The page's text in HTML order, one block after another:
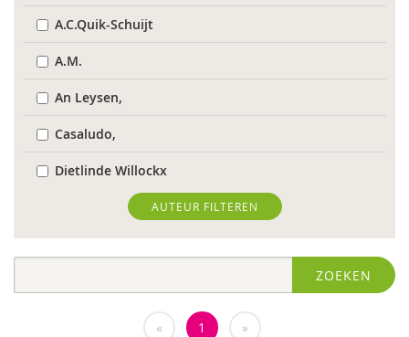
A.C.Quik-Schuijt
A.M.
An Leysen,
Casaludo,
Dietlinde Willockx
Landelijk Kenniscentrum LVB
Respect Foundation
AUTEUR FILTEREN
ZOEKEN
« 1 »